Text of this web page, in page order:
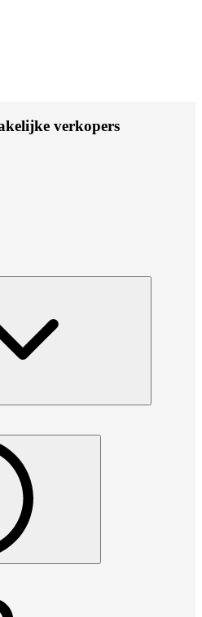
verkopers